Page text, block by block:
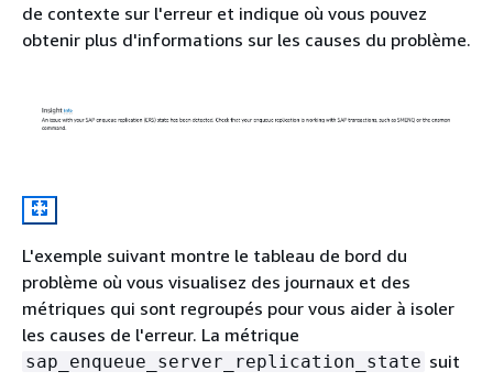
de contexte sur l'erreur et indique où vous pouvez
obtenir plus d'informations sur les causes du problème.
L'exemple suivant montre le tableau de bord du
problème où vous visualisez des journaux et des
métriques qui sont regroupés pour vous aider à isoler
les causes de l'erreur. La métrique
sap_enqueue_server_replication_state suit